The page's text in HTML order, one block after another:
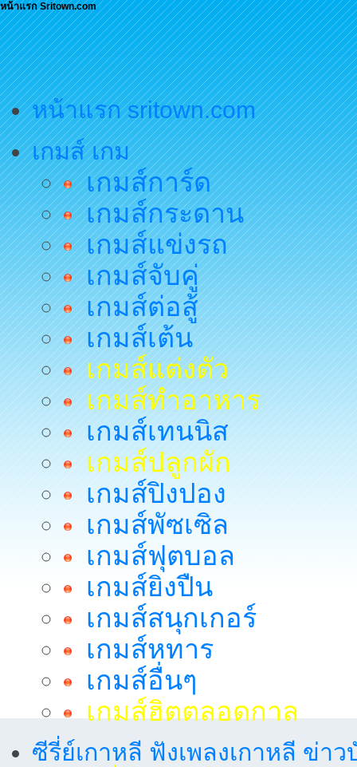
หน้าแรก Sritown.com
หน้าแรก sritown.com
เกมส์ เกม
เกมส์การ์ด
เกมส์กระดาน
เกมส์แข่งรถ
เกมส์จับคู่
เกมส์ต่อสู้
เกมส์เต้น
เกมส์แต่งตัว
เกมส์ทำอาหาร
เกมส์เทนนิส
เกมส์ปลูกผัก
เกมส์ปิงปอง
เกมส์พัซเซิล
เกมส์ฟุตบอล
เกมส์ยิงปืน
เกมส์สนุกเกอร์
เกมส์หทาร
เกมส์อื่นๆ
เกมส์ฮิตตลอดกาล
ซีรี่ย์เกาหลี ฟังเพลงเกาหลี ข่าว